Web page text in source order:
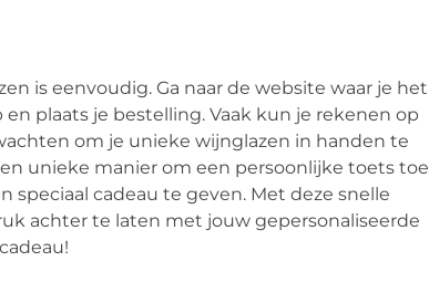
is eenvoudig. Ga naar de website waar je het
plaats je bestelling. Vaak kun je rekenen op
om je unieke wijnglazen in handen te
unieke manier om een persoonlijke toets toe
speciaal cadeau te geven. Met deze snelle
achter te laten met jouw gepersonaliseerde